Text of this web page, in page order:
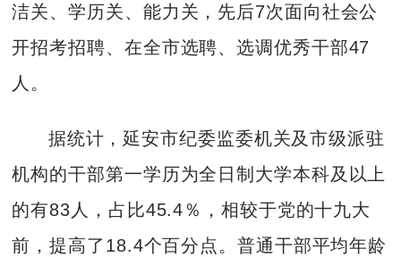
洁关、学历关、能力关，先后7次面向社会公
开招考招聘、在全市选聘、选调优秀干部47
人。
据统计，延安市纪委监委机关及市级派驻
机构的干部第一学历为全日制大学本科及以上
的有83人，占比45.4％，相较于党的十九大
前，提高了18.4个百分点。普通干部平均年龄